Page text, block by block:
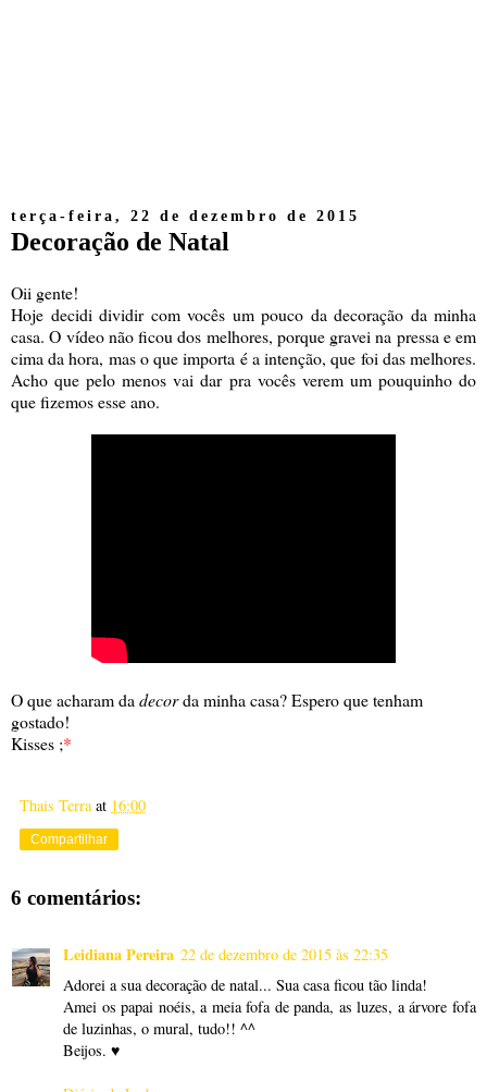
terça-feira, 22 de dezembro de 2015
Decoração de Natal
Oii gente!
Hoje decidi dividir com vocês um pouco da decoração da minha
casa. O vídeo não ficou dos melhores, porque gravei na pressa e em
cima da hora, mas o que importa é a intenção, que foi das melhores.
Acho que pelo menos vai dar pra vocês verem um pouquinho do
que fizemos esse ano.
O que acharam dadecorda minha casa? Espero que tenham
gostado!
Kisses ;*
Thais Terra at 16:00
Compartilhar
6 comentários:
Leidiana Pereira 22 de dezembro de 2015 às 22:35
Adorei a sua decoração de natal... Sua casa ficou tão linda!
Amei os papai noéis, a meia fofa de panda, as luzes, a árvore fofa
de luzinhas, o mural, tudo!! ^^
Beijos. ♥